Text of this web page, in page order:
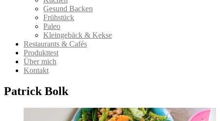
Gesund Backen
Frühstück
Paleo
Kleingebäck & Kekse
Restaurants & Cafés
Produkttest
Über mich
Kontakt
Patrick Bolk